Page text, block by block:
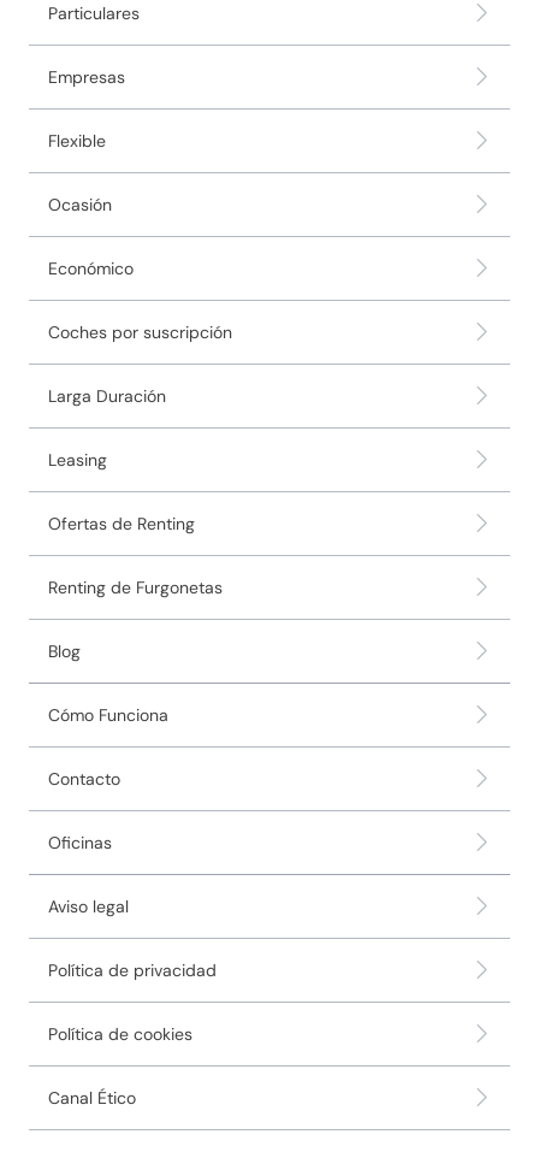
Particulares
Empresas
Flexible
Ocasión
Económico
Coches por suscripción
Larga Duración
Leasing
Ofertas de Renting
Renting de Furgonetas
Blog
Cómo Funciona
Contacto
Oficinas
Aviso legal
Política de privacidad
Política de cookies
Canal Ético